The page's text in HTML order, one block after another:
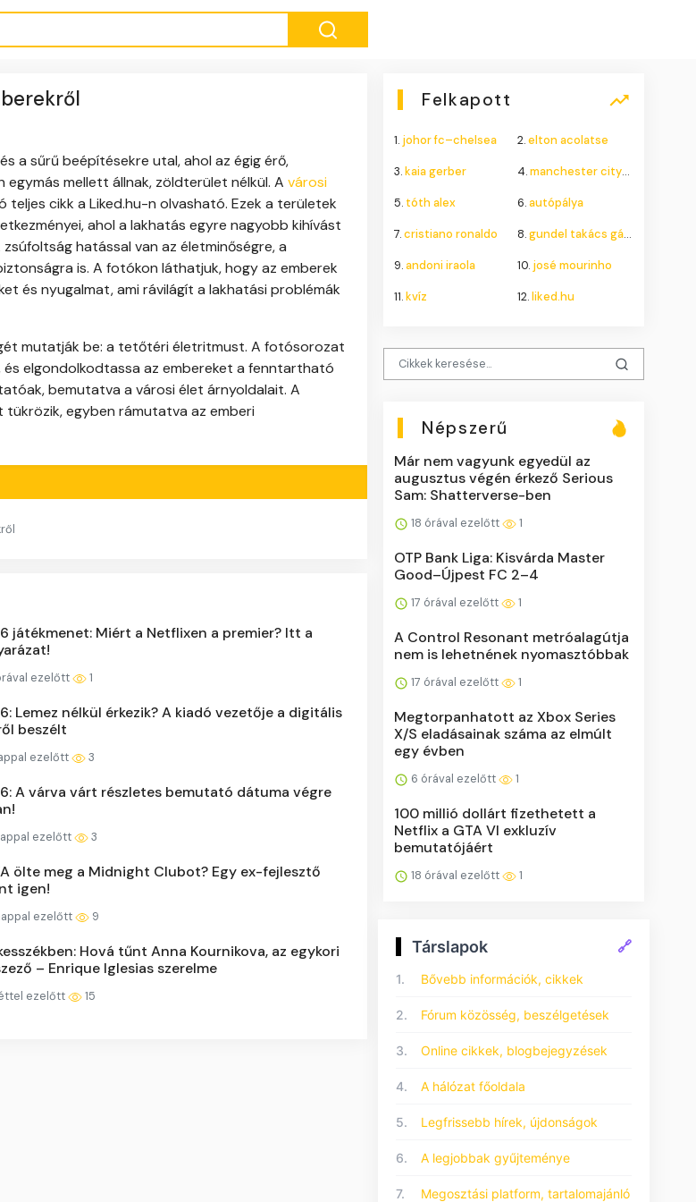
a sűrű beépítésekre utal, ahol az égig érő,
egymás mellett állnak, zöldterület nélkül. A városi
teljes cikk a Liked.hu-n olvasható. Ezek a területek
ahol a lakhatás egyre nagyobb kihívást
hatással van az életminőségre, a
is. A fotókon láthatjuk, hogy az emberek
és nyugalmat, ami rávilágít a lakhatási problémák
mutatják be: a tetőtéri életritmust. A fotósorozat
elgondolkodtassa az embereket a fenntartható
bemutatva a városi élet árnyoldalait. A
tükrözik, egyben rámutatva az emberi
játékmenet: Miért a Netflixen a premier? Itt a
ezelőtt 1
Lemez nélkül érkezik? A kiadó vezetője a digitális
beszélt
ezelőtt 3
A várva várt részletes bemutató dátuma végre
ezelőtt 3
ölte meg a Midnight Clubot? Egy ex-fejlesztő
igen!
ezelőtt 9
Hová tűnt Anna Kournikova, az egykori
– Enrique Iglesias szerelme
ezelőtt 15
Felkapott
1. johor fc–chelsea 2.elton acolatse
3.kaia gerber 4.manchester city–atlético madrid
5. tóth alex 6.autópálya
7.cristiano ronaldo 8.gundel takács gábor
9.andoni iraola 10. josé mourinho
11.kvíz 12.liked.hu
Népszerű
Már nem vagyunk egyedül az
augusztus végén érkező Serious
Sam: Shatterverse-ben
18 órával ezelőtt 1
OTP Bank Liga: Kisvárda Master
Good–Újpest FC 2–4
17 órával ezelőtt 1
A Control Resonant metróalagútja
nem is lehetnének nyomasztóbbak
17 órával ezelőtt 1
Megtorpanhatott az Xbox Series
X/S eladásainak száma az elmúlt
egy évben
6 órával ezelőtt 1
100 millió dollárt fizethetett a
Netflix a GTA VI exkluzív
bemutatójáért
18 órával ezelőtt 1
Társlapok 🔗
1. Bővebb információk, cikkek
2. Fórum közösség, beszélgetések
3. Online cikkek, blogbejegyzések
4. A hálózat főoldala
5. Legfrissebb hírek, újdonságok
6. A legjobbak gyűjteménye
7. Megosztási platform, tartalomajánló